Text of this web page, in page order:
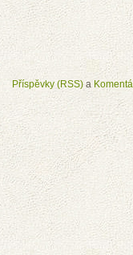
Příspěvky (RSS) a